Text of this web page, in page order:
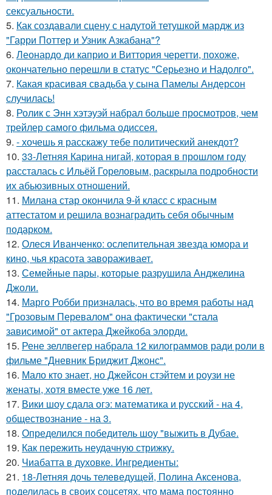
сексуальности.
5. Как создавали сцену с надутой тетушкой мардж из
"Гарри Поттер и Узник Азкабана"?
6. Леонардо ди каприо и Виттория черетти, похоже,
окончательно перешли в статус "Серьезно и Надолго".
7. Какая красивая свадьба у сына Памелы Андерсон
случилась!
8. Ролик с Энн хэтэуэй набрал больше просмотров, чем
трейлер самого фильма одиссея.
9. - хочешь я расскажу тебе политический анекдот?
10. 33-Летняя Карина нигай, которая в прошлом году
рассталась с Ильёй Гореловым, раскрыла подробности
их абьюзивных отношений.
11. Милана стар окончила 9-й класс с красным
аттестатом и решила вознаградить себя обычным
подарком.
12. Олеся Иванченко: ослепительная звезда юмора и
кино, чья красота завораживает.
13. Семейные пары, которые разрушила Анджелина
Джоли.
14. Марго Робби призналась, что во время работы над
"Грозовым Перевалом" она фактически "стала
зависимой" от актера Джейкоба элорди.
15. Рене зеллвегер набрала 12 килограммов ради роли в
фильме "Дневник Бриджит Джонс".
16. Мало кто знает, но Джейсон стэйтем и роузи не
женаты, хотя вместе уже 16 лет.
17. Вики шоу сдала огэ: математика и русский - на 4,
обществознание - на 3.
18. Определился победитель шоу "выжить в Дубае.
19. Как пережить неудачную стрижку.
20. Чиабатта в духовке. Ингредиенты:
21. 18-Летняя дочь телеведущей, Полина Аксенова,
поделилась в своих соцсетях, что мама постоянно